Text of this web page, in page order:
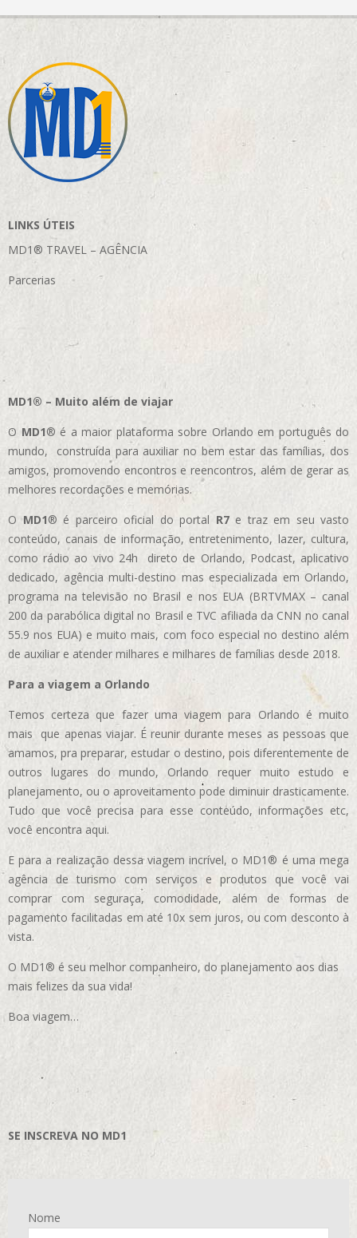
LINKS ÚTEIS
MD1® TRAVEL – AGÊNCIA
Parcerias
MD1® – Muito além de viajar
O MD1® é a maior plataforma sobre Orlando em português do
mundo, construída para auxiliar no bem estar das famílias, dos
amigos, promovendo encontros e reencontros, além de gerar as
melhores recordações e memórias.
OMD1® é parceiro oficial do portal R7e traz em seu vasto
conteúdo, canais de informação, entretenimento, lazer, cultura,
como rádio ao vivo 24h direto de Orlando, Podcast, aplicativo
dedicado, agência multi-destino mas especializada em Orlando,
programa na televisão no Brasil e nos EUA (BRTVMAX – canal
200 da parabólica digital no Brasil e TVC afiliada da CNN no canal
55.9 nos EUA) e muito mais, com foco especial no destino além
de auxiliar e atender milhares e milhares de famílias desde 2018.
Para a viagem a Orlando
Temos certeza que fazer uma viagem para Orlando é muito
mais que apenas viajar. É reunir durante meses as pessoas que
amamos, pra preparar, estudar o destino, pois diferentemente de
outros lugares do mundo, Orlando requer muito estudo e
planejamento, ou o aproveitamento pode diminuir drasticamente.
Tudo que você precisa para esse conteúdo, informações etc,
você encontra aqui.
E para a realização dessa viagem incrível, o MD1® é uma mega
agência de turismo com serviços e produtos que você vai
comprar com seguraça, comodidade, além de formas de
pagamento facilitadas em até 10x sem juros, ou com desconto à
vista.
O MD1® é seu melhor companheiro, do planejamento aos dias
mais felizes da sua vida!
Boa viagem…
SE INSCREVA NO MD1
Nome